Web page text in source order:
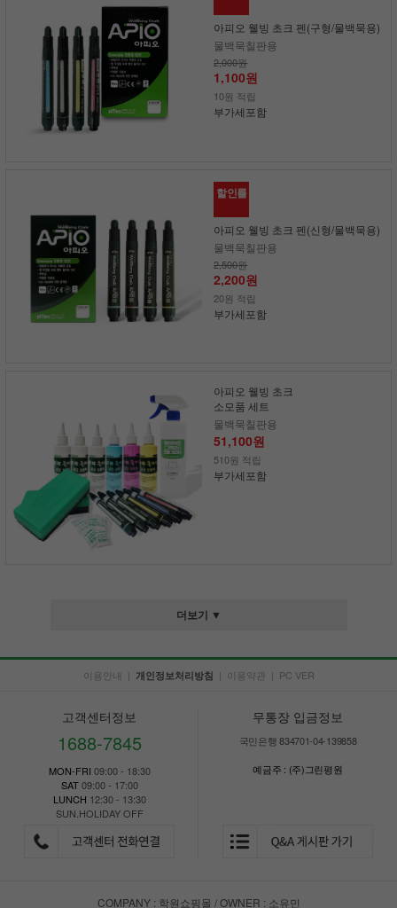
아피오 웰빙 초크 펜(구형/물백묵용)
물백묵칠판용
2,000원
1,100원
10원 적립
부가세포함
할인률
아피오 웰빙 초크 펜(신형/물백묵용)
물백묵칠판용
2,500원
2,200원
20원 적립
부가세포함
아피오 웰빙 초크
소모품 세트
물백묵칠판용
51,100원
510원 적립
부가세포함
더보기 ▼
이용안내 | 개인정보처리방침 | 이용약관 | PC VER
고객센터정보
1688-7845
MON-FRI 09:00 - 18:30
SAT09:00 - 17:00
LUNCH 12:30 - 13:30
SUN.HOLIDAY OFF
무통장 입금정보
국민은행 834701-04-139858
예금주 : (주)그린평원
COMPANY : 학원쇼핑몰 / OWNER : 소유민